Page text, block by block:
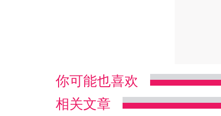
你可能也喜欢
相关文章